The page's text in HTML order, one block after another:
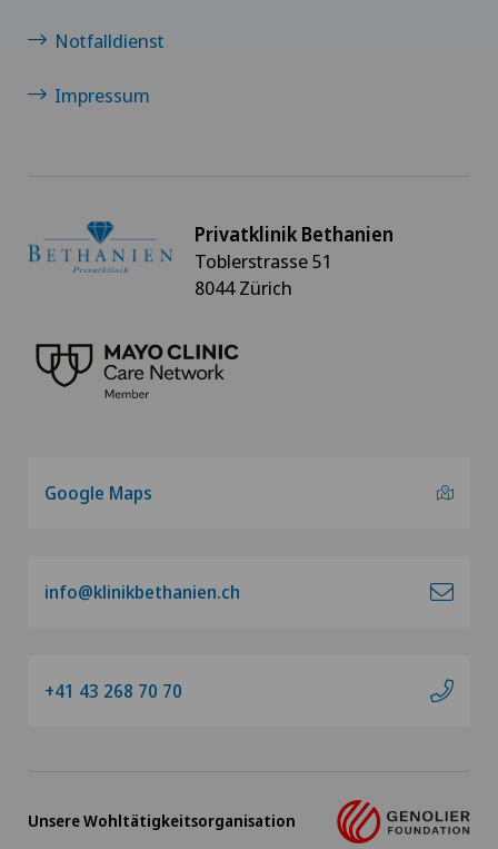
Notfalldienst
Impressum
Privatklinik Bethanien
Toblerstrasse 51
8044 Zürich
Google Maps
info@klinikbethanien.ch
+41 43 268 70 70
Unsere Wohltätigkeitsorganisation